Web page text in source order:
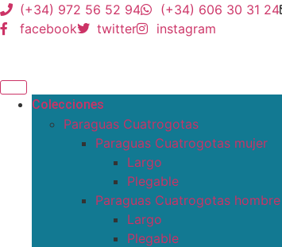
(+34) 972 56 52 94 (+34) 606 30 31 24
facebook
twitter instagram
Colecciones
Paraguas Cuatrogotas
Paraguas Cuatrogotas mujer
Largo
Plegable
Paraguas Cuatrogotas hombre
Largo
Plegable